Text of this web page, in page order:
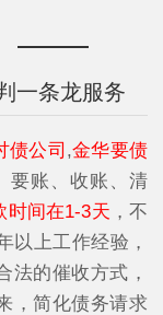
一条龙服务
债公司 ,金华要债
要账、收账、清
时间在1-3天 ，不
以上工作经验，
法的催收方式，
，简化债务请求